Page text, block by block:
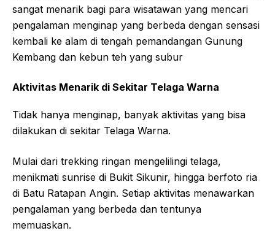
sangat menarik bagi para wisatawan yang mencari
pengalaman menginap yang berbeda dengan sensasi
kembali ke alam di tengah pemandangan Gunung
Kembang dan kebun teh yang subur
Aktivitas Menarik di Sekitar Telaga Warna
Tidak hanya menginap, banyak aktivitas yang bisa
dilakukan di sekitar Telaga Warna.
Mulai dari trekking ringan mengelilingi telaga,
menikmati sunrise di Bukit Sikunir, hingga berfoto ria
di Batu Ratapan Angin. Setiap aktivitas menawarkan
pengalaman yang berbeda dan tentunya
memuaskan.